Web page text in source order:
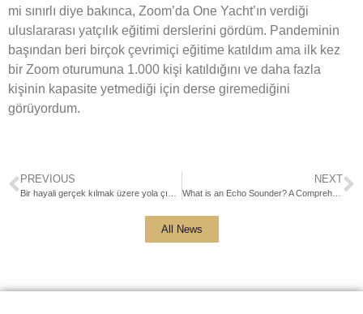
mi sınırlı diye bakınca, Zoom’da One Yacht’ın verdiği
uluslararası yatçılık eğitimi derslerini gördüm. Pandeminin
başından beri birçok çevrimiçi eğitime katıldım ama ilk kez
bir Zoom oturumuna 1.000 kişi katıldığını ve daha fazla
kişinin kapasite yetmediği için derse giremediğini
görüyordum.
PREVIOUS NEXT
What is an Echo Sounder? A Comprehensive Guide to Marine Depth Finding
All News